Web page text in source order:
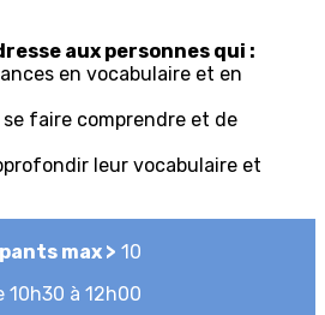
aux personnes qui :
en vocabulaire et en
faire comprendre et de
leur vocabulaire et
max > 10
10h30 à 12h00